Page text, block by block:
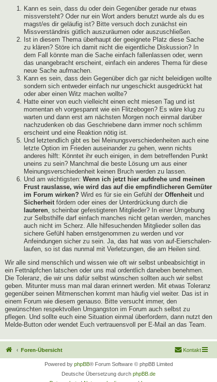
Kann es sein, dass du oder dein Gegenüber gerade nur etwas
missversteht? Oder nur ein Wort anders benutzt wurde als du es
magst/es dir geläufig ist? Bitte versuch doch zunächst ein
Missverständnis gütlich auszuräumen oder auszuschließen.
Ist in diesem Thema überhaupt der geeignete Platz diese Sache
zu klären? Störe ich damit nicht die eigentliche Diskussion? In
dem Fall könnte man die Sache einfach fallenlassen oder, wenn
das unangebracht erscheint, einfach ein anderes Thema für diese
neue Sache aufmachen.
Kann es sein, dass dein Gegenüber dich gar nicht beleidigen wollte
sondern sich entweder einfach nur ungeschickt ausgedrückt hat
oder aber einen Witz machen wollte?
Hatte einer von euch vielleicht einen echt miesen Tag und ist
momentan eh vorgespannt wie ein Flitzebogen? Es wäre klug zu
warten und dann erst am nächsten Morgen noch einmal darüber
nachzudenken ob das Geschriebene dann immer noch schlimm
erscheint und eine Reaktion nötig ist.
Und letztendlich gibt es bei Meinungsverschiedenheiten auch eine
letzte Option im Frieden auseinander zu gehen, wenn nichts
anderes hilft: Könntet ihr euch einigen, in dem betreffenden Punkt
uneins zu sein? Manchmal die beste Lösung um aus einer
Meinungsverschiedenheit keinen Bruch werden zu lassen.
Und am wichtigsten: Wenn ich jetzt hier aufdrehe und meinen
Frust rauslasse, wie wird das auf die empfindlicheren Gemüter
im Forum wirken? Wird es für sie ein Gefühl der Offenheitund
Sicherheitfördern oder eines der Unterdrückung durch die
lauteren, scheinbar gefestigteren Mitglieder? In einer Umgebung
zur Selbsthilfe darf einfach manches nicht getan werden, manches
auch nicht im Scherz. Alle hilfesuchenden Mitglieder sollen das
sichere Gefühl haben ernstgenommen zu werden und vor
Anfeindungen sicher zu sein. Ja, das hat was von auf-Eierschalen-
laufen, so ist das nunmal mit Verletzungen, die am Heilen sind.
Wir alle sind menschlich und wissen wie oft wir selbst unbeabsichtigt in
ein Fettnäpfchen latschen oder uns mal ordentlich daneben benehmen.
Die Toleranz, die wir uns dafür selbst wünschen sollten auch wir selbst
geben. Mitunter muss man mal daran erinnert werden. Mit etwas Toleranz
gegenüber seinen Mitmenschen kommt man häufig viel weiter. Das ist in
einem Forum wie diesem genauso. Bitte versucht immer, den
gewünschten respektvollen Umgangston im Forum auch selbst zu
pflegen. Und sollte euch eine Situation einmal überfordern, dann nutzt den
Melde-Button oder wendet Euch vertrauensvoll per E-Mail an das Team.
Foren-Übersicht Kontakt
Powered by phpBB® Forum Software © phpBB Limited
Deutsche Übersetzung durch phpBB.de